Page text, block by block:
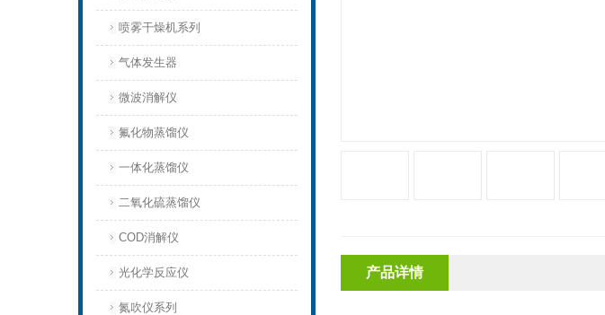
喷雾干燥机系列
气体发生器
微波消解仪
氟化物蒸馏仪
一体化蒸馏仪
二氧化硫蒸馏仪
COD消解仪
光化学反应仪
氮吹仪系列
产品详情